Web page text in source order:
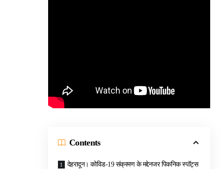
Contents
देहरादून। कोविड-19 संक्रमण के मद्देनजर पिकनिक स्पॉट्स